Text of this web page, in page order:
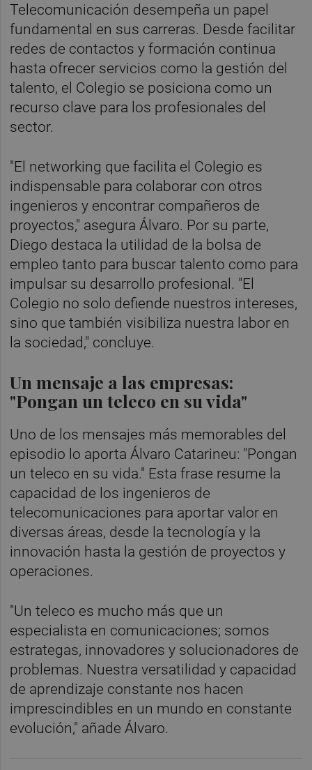
Telecomunicación desempeña un papel
fundamental en sus carreras. Desde facilitar
redes de contactos y formación continua
hasta ofrecer servicios como la gestión del
talento, el Colegio se posiciona como un
recurso clave para los profesionales del
sector.
"El networking que facilita el Colegio es
indispensable para colaborar con otros
ingenieros y encontrar compañeros de
proyectos," asegura Álvaro. Por su parte,
Diego destaca la utilidad de la bolsa de
empleo tanto para buscar talento como para
impulsar su desarrollo profesional. "El
Colegio no solo defiende nuestros intereses,
sino que también visibiliza nuestra labor en
la sociedad," concluye.
Un mensaje a las empresas:
"Pongan un teleco en su vida"
Uno de los mensajes más memorables del
episodio lo aporta Álvaro Catarineu: "Pongan
un teleco en su vida." Esta frase resume la
capacidad de los ingenieros de
telecomunicaciones para aportar valor en
diversas áreas, desde la tecnología y la
innovación hasta la gestión de proyectos y
operaciones.
"Un teleco es mucho más que un
especialista en comunicaciones; somos
estrategas, innovadores y solucionadores de
problemas. Nuestra versatilidad y capacidad
de aprendizaje constante nos hacen
imprescindibles en un mundo en constante
evolución," añade Álvaro.